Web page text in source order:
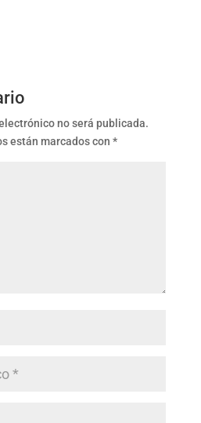
no será publicada.
están marcados con *